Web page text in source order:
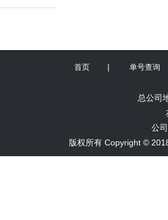
首页 单号查询
总公司
公
版权所有 Copyright ©